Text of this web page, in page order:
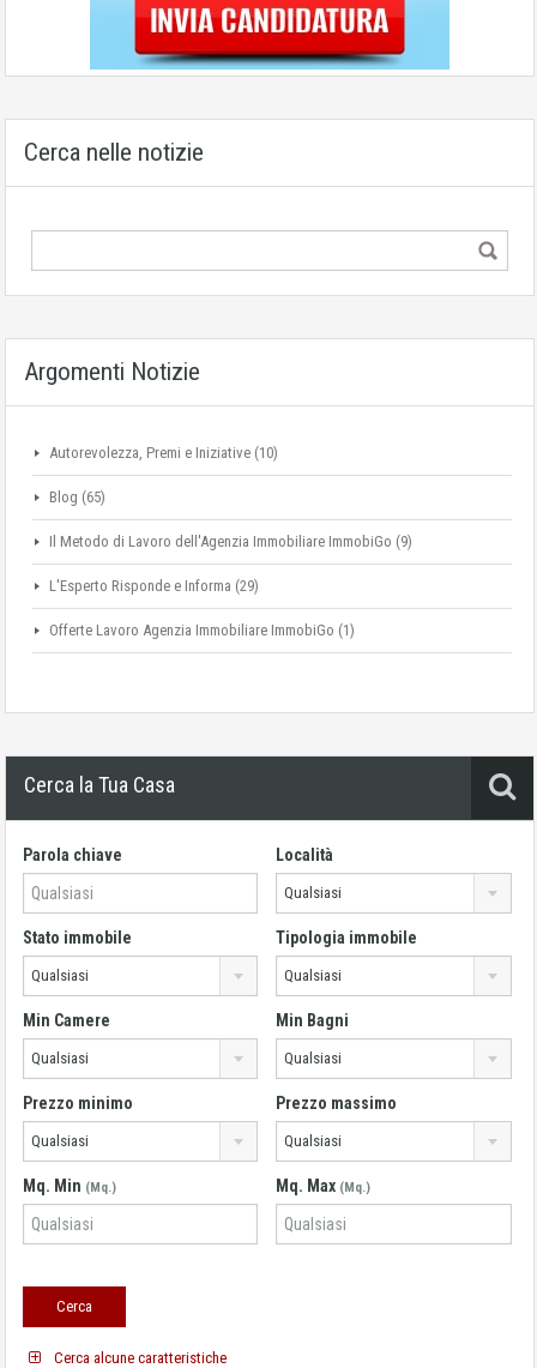
Cerca nelle notizie
Argomenti Notizie
Autorevolezza, Premi e Iniziative (10)
Blog (65)
Il Metodo di Lavoro dell'Agenzia Immobiliare ImmobiGo (9)
L'Esperto Risponde e Informa (29)
Offerte Lavoro Agenzia Immobiliare ImmobiGo (1)
Cerca la Tua Casa
Parola chiave Località
Qualsiasi
Stato immobile
Qualsiasi
Tipologia immobile
Qualsiasi
Min Camere
Qualsiasi
Min Bagni
Qualsiasi
Prezzo minimo
Qualsiasi
Prezzo massimo
Qualsiasi
Mq. Min (Mq.) Mq. Max (Mq.)
Cerca alcune caratteristiche